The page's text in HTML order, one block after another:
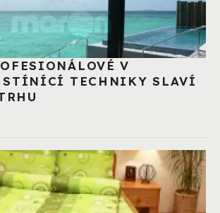
V
STÍNÍCÍ TECHNIKY SLAVÍ